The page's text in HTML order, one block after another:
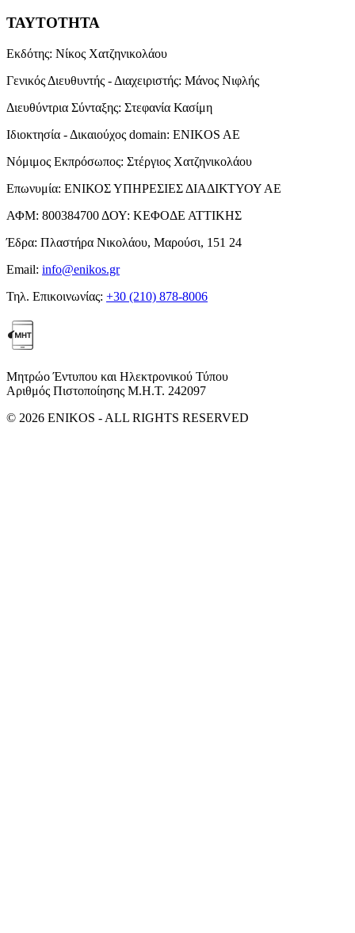
ΤΑΥΤΟΤΗΤΑ
Εκδότης: Νίκος Χατζηνικολάου
Γενικός Διευθυντής - Διαχειριστής: Μάνος Νιφλής
Διευθύντρια Σύνταξης: Στεφανία Κασίμη
Ιδιοκτησία - Δικαιούχος domain: ENIKOS AE
Νόμιμος Εκπρόσωπος: Στέργιος Χατζηνικολάου
Επωνυμία: ΕΝΙΚΟΣ ΥΠΗΡΕΣΙΕΣ ΔΙΑΔΙΚΤΥΟΥ ΑΕ
ΑΦΜ: 800384700 ΔΟΥ: ΚΕΦΟΔΕ ΑΤΤΙΚΗΣ
Έδρα: Πλαστήρα Νικολάου, Μαρούσι, 151 24
Email: info@enikos.gr
Τηλ. Επικοινωνίας: +30 (210) 878-8006
Μητρώο Έντυπου και Ηλεκτρονικού Τύπου
Αριθμός Πιστοποίησης Μ.Η.Τ. 242097
© 2026 ENIKOS - ALL RIGHTS RESERVED